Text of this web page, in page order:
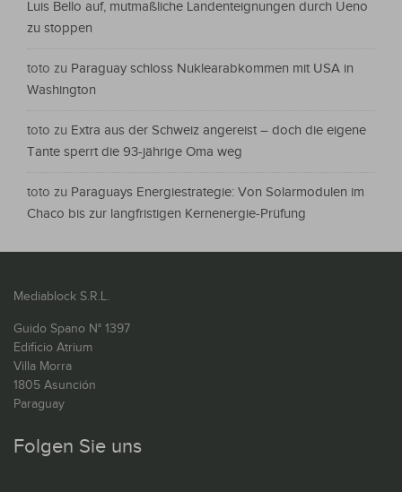
Luis Bello auf, mutmaßliche Landenteignungen durch Ueno
zu stoppen
toto zu Paraguay schloss Nuklearabkommen mit USA in
Washington
toto zu Extra aus der Schweiz angereist – doch die eigene
Tante sperrt die 93-jährige Oma weg
toto zu Paraguays Energiestrategie: Von Solarmodulen im
Chaco bis zur langfristigen Kernenergie-Prüfung
Mediablock S.R.L.
Guido Spano N° 1397
Edificio Atrium
Villa Morra
1805 Asunción
Paraguay
Folgen Sie uns